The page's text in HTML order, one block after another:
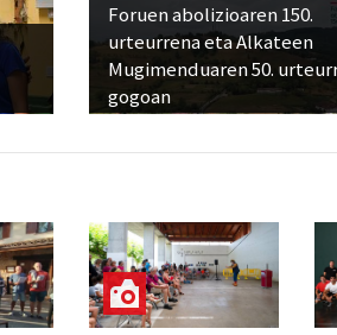
Foruen abolizioaren 150.
urteurrena eta Alkateen
Mugimenduaren 50.
gogoan